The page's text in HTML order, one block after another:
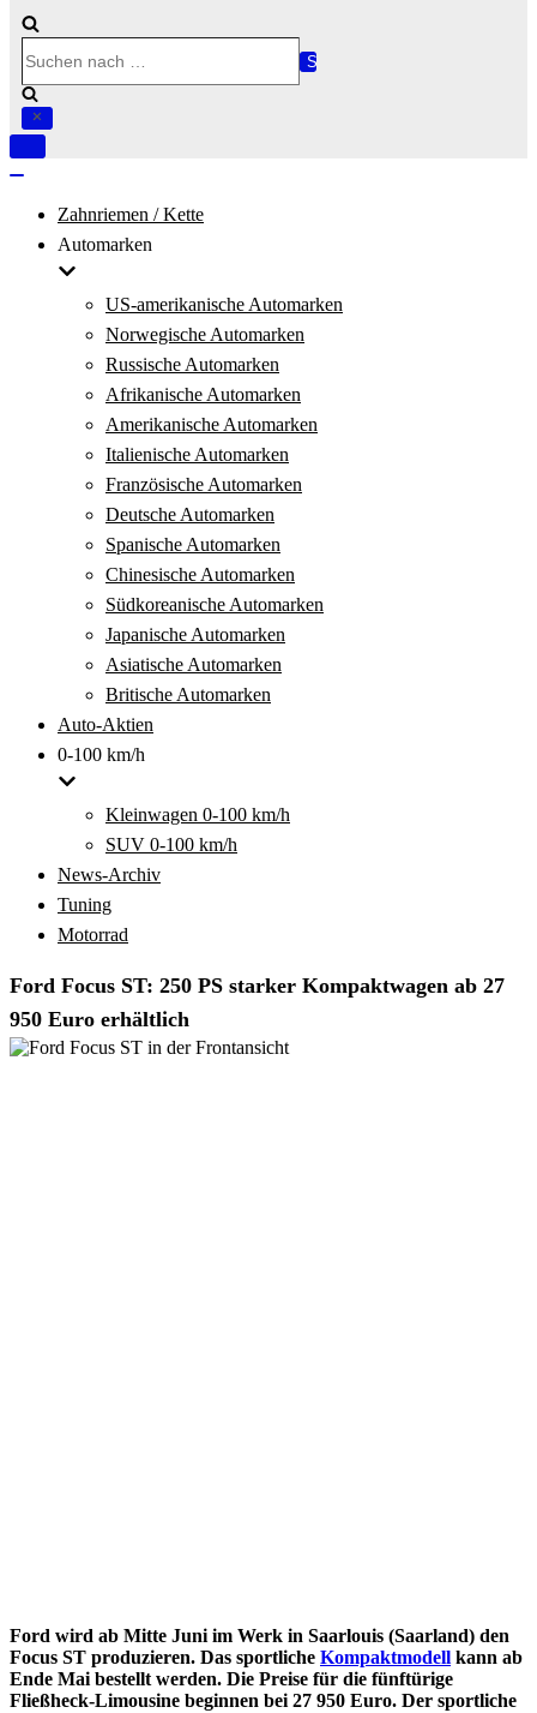
nach …
Navigation
Zahnriemen / Kette
Automarken
US-amerikanische Automarken
Norwegische Automarken
Russische Automarken
Afrikanische Automarken
Amerikanische Automarken
Italienische Automarken
Französische Automarken
Deutsche Automarken
Spanische Automarken
Chinesische Automarken
Südkoreanische Automarken
Japanische Automarken
Asiatische Automarken
Britische Automarken
Auto-Aktien
0-100 km/h
Kleinwagen 0-100 km/h
SUV 0-100 km/h
News-Archiv
Tuning
Motorrad
Ford Focus ST: 250 PS starker Kompaktwagen ab 27
950 Euro erhältlich
Ford wird ab Mitte Juni im Werk in Saarlouis (Saarland) den
Focus ST produzieren. Das sportliche Kompaktmodell kann ab
Ende Mai bestellt werden. Die Preise für die fünftürige
Fließheck-Limousine beginnen bei 27 950 Euro. Der sportliche